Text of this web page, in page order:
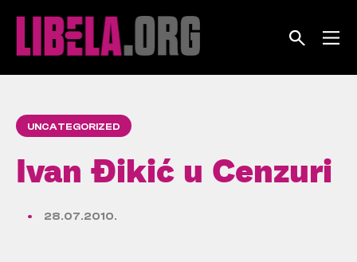
UNCATEGORIZED
Ivan Đikić u Cenzuri
28.07.2010.